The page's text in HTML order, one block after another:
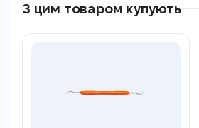
З цим товаром купують